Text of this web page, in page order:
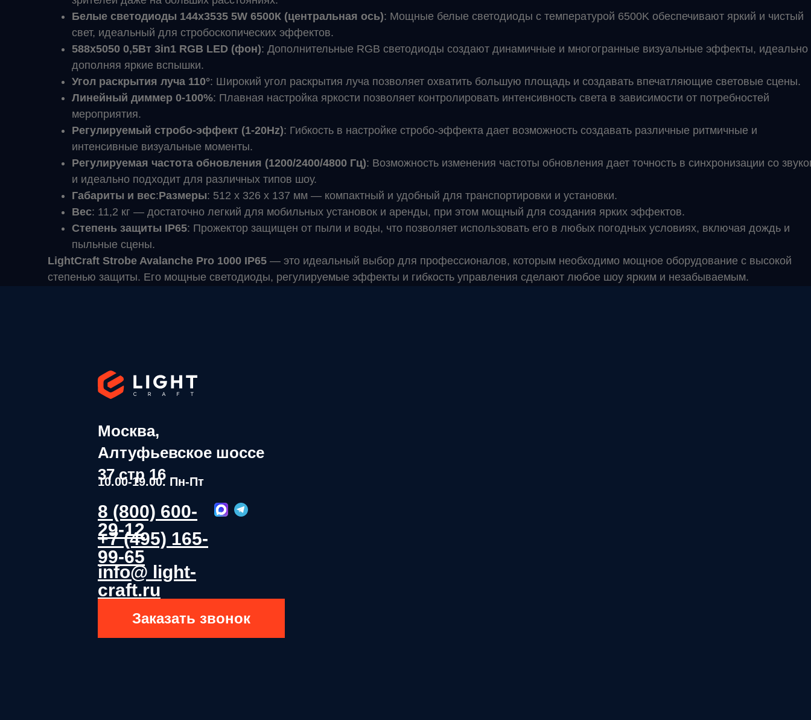
Белые светодиоды 144x3535 5W 6500К (центральная ось): Мощные белые светодиоды с температурой 6500K обеспечивают яркий и чистый
свет, идеальный для стробоскопических эффектов.
588x5050 0,5Вт 3in1 RGB LED (фон): Дополнительные RGB светодиоды создают динамичные и многогранные визуальные эффекты, идеально
дополняя яркие вспышки.
Угол раскрытия луча 110°: Широкий угол раскрытия луча позволяет охватить большую площадь и создавать впечатляющие световые сцены.
Линейный диммер 0-100%: Плавная настройка яркости позволяет контролировать интенсивность света в зависимости от потребностей
мероприятия.
Регулируемый стробо-эффект (1-20Hz): Гибкость в настройке стробо-эффекта дает возможность создавать различные ритмичные и
интенсивные визуальные моменты.
Регулируемая частота обновления (1200/2400/4800 Гц): Возможность изменения частоты обновления дает точность в синхронизации со
и идеально подходит для различных типов шоу.
Габариты и вес:Размеры: 512 х 326 х 137 мм — компактный и удобный для транспортировки и установки.
Вес: 11,2 кг — достаточно легкий для мобильных установок и аренды, при этом мощный для создания ярких эффектов.
Степень защиты IP65: Прожектор защищен от пыли и воды, что позволяет использовать его в любых погодных условиях, включая дождь и
пыльные сцены.
LightCraft Strobe Avalanche Pro 1000 IP65 — это идеальный выбор для профессионалов, которым необходимо мощное оборудование с высокой
степенью защиты. Его мощные светодиоды, регулируемые эффекты и гибкость управления сделают любое шоу ярким и незабываемым.
10.00-19.00. Пн-Пт
info@ light-
craft.ru
Москва,
Алтуфьевское шоссе
37 стр 16
+7 (495) 165-
99-65
8 (800) 600-
29-12
Заказать звонок